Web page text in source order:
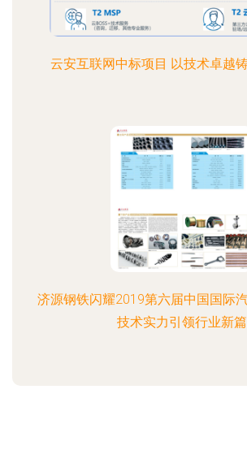
云安互联网中标项目 以技术卓越
济源钢铁闪耀2019第六届中国国际
技术实力引领行业新篇